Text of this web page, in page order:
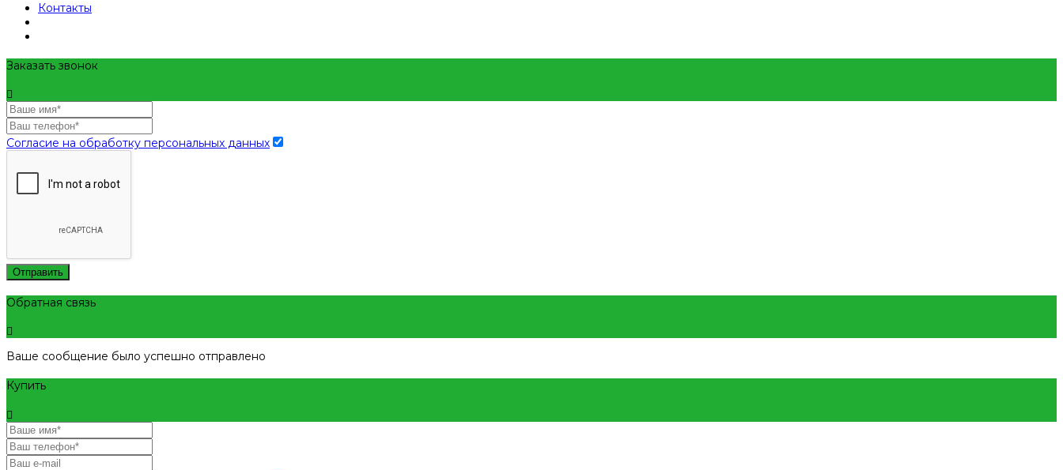
Контакты
Заказать звонок
Согласие на обработку персональных данных
Отправить
Обратная связь
Ваше сообщение было успешно отправлено
Купить